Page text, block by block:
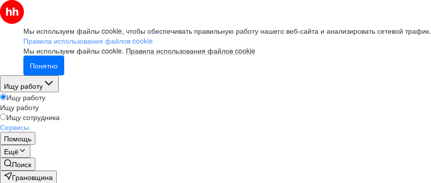
Мы используем файлы cookie, чтобы обеспечивать правильную работу нашего веб-сайта и анализировать сетевой трафик.
Правила использования файлов cookie
Мы используем файлы cookie. Правила использования файлов cookie
Понятно
Ищу работу
Ищу работу
Ищу работу
Ищу сотрудника
Сервисы
Помощь
Ещё
Поиск
Грановщина